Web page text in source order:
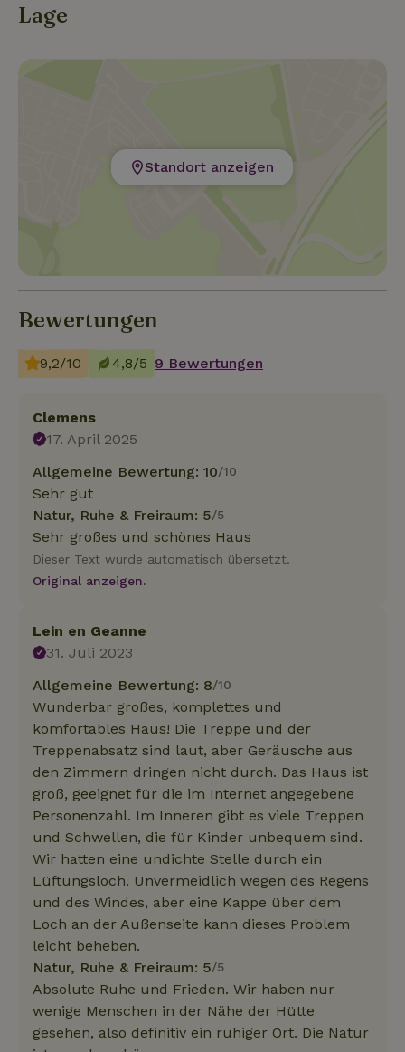
Lage
Standort anzeigen
Bewertungen
9,2/10 4,8/5 9 Bewertungen
Clemens
17. April 2025
Allgemeine Bewertung: 10/10
Sehr gut
Natur, Ruhe & Freiraum: 5/5
Sehr großes und schönes Haus
Dieser Text wurde automatisch übersetzt.
Original anzeigen.
Lein en Geanne
31. Juli 2023
Allgemeine Bewertung: 8/10
Wunderbar großes, komplettes und
komfortables Haus! Die Treppe und der
Treppenabsatz sind laut, aber Geräusche aus
den Zimmern dringen nicht durch. Das Haus ist
groß, geeignet für die im Internet angegebene
Personenzahl. Im Inneren gibt es viele Treppen
und Schwellen, die für Kinder unbequem sind.
Wir hatten eine undichte Stelle durch ein
Lüftungsloch. Unvermeidlich wegen des Regens
und des Windes, aber eine Kappe über dem
Loch an der Außenseite kann dieses Problem
leicht beheben.
Natur, Ruhe & Freiraum: 5/5
Absolute Ruhe und Frieden. Wir haben nur
wenige Menschen in der Nähe der Hütte
gesehen, also definitiv ein ruhiger Ort. Die Natur